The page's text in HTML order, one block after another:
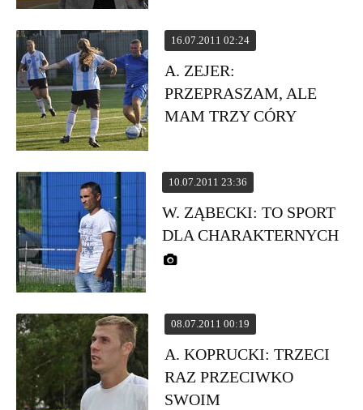
16.07.2011 02:24
A. ZEJER:
PRZEPRASZAM, ALE
MAM TRZY CÓRY
10.07.2011 23:36
W. ZĄBECKI: TO SPORT
DLA CHARAKTERNYCH
08.07.2011 00:19
A. KOPRUCKI: TRZECI
RAZ PRZECIWKO
SWOIM